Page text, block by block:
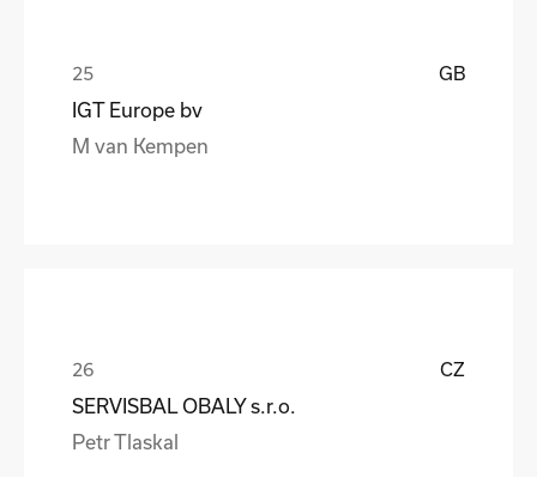
GB
IGT Europe bv
M van Kempen
CZ
SERVISBAL OBALY s.r.o.
Petr Tlaskal